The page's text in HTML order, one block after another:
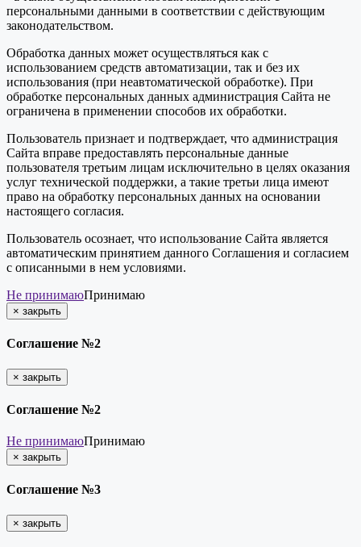
персональными данными в соответствии с действующим
законодательством.
Обработка данных может осуществляться как с
использованием средств автоматизации, так и без их
использования (при неавтоматической обработке). При
обработке персональных данных администрация Сайта не
ограничена в применении способов их обработки.
Пользователь признает и подтверждает, что администрация
Сайта вправе предоставлять персональные данные
пользователя третьим лицам исключительно в целях оказания
услуг технической поддержки, а такие третьи лица имеют
право на обработку персональных данных на основании
настоящего согласия.
Пользователь осознает, что использование Сайта является
автоматическим принятием данного Соглашения и согласием
с описанными в нем условиями.
Не принимаюПринимаю
× закрыть
Соглашение №2
× закрыть
Соглашение №2
Не принимаюПринимаю
× закрыть
Соглашение №3
× закрыть